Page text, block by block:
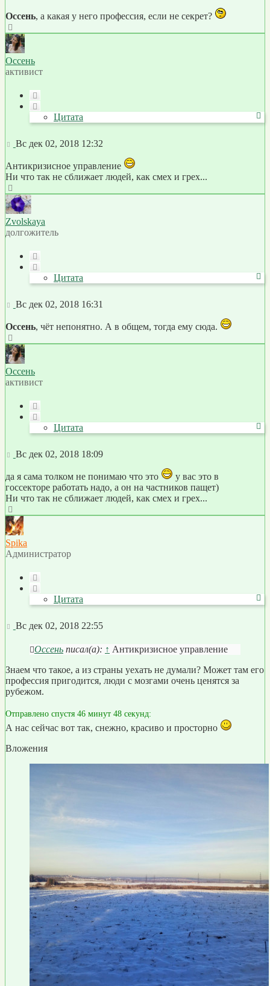
Оссень, а какая у него профессия, если не секрет?
к
началу
Оссень
активист
Цитата
Сообщение
Вс дек 02, 2018 12:32
Антикризисное управление
Ни что так не сближает людей, как смех и грех...
к
началу
Zvolskaya
долгожитель
Цитата
Сообщение
Вс дек 02, 2018 16:31
Оссень, чёт непонятно. А в общем, тогда ему сюда.
к
началу
Оссень
активист
Цитата
Сообщение
Вс дек 02, 2018 18:09
да я сама толком не понимаю что это
у вас это в
госсекторе работать надо, а он на частников пащет)
Ни что так не сближает людей, как смех и грех...
к
началу
Spika
Администратор
Цитата
Сообщение
Вс дек 02, 2018 22:55
Оссень писал(а): ↑ Антикризисное управление
Знаем что такое, а из страны уехать не думали? Может там его
профессия пригодится, люди с мозгами очень ценятся за
рубежом.
Отправлено спустя 46 минут 48 секунд:
А нас сейчас вот так, снежно, красиво и просторно
Вложения